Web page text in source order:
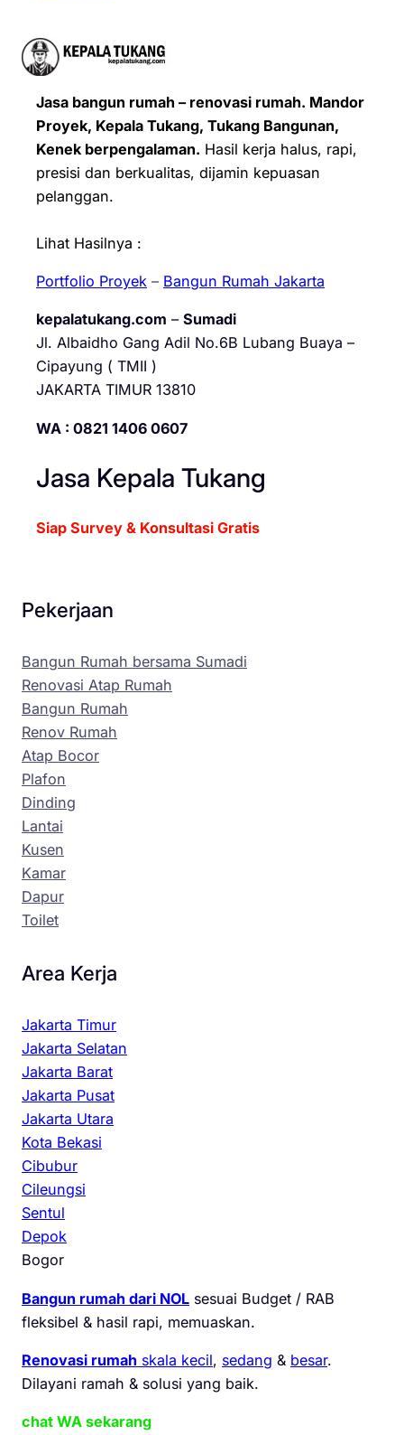
Jasa bangun rumah – renovasi rumah. Mandor
Proyek, Kepala Tukang, Tukang Bangunan,
Kenek berpengalaman. Hasil kerja halus, rapi,
presisi dan berkualitas, dijamin kepuasan
pelanggan.
Lihat Hasilnya :
Portfolio Proyek – Bangun Rumah Jakarta
kepalatukang.com – Sumadi
Jl. Albaidho Gang Adil No.6B Lubang Buaya –
Cipayung ( TMII )
JAKARTA TIMUR 13810
WA : 0821 1406 0607
Jasa Kepala Tukang
Siap Survey & Konsultasi Gratis
Pekerjaan
Bangun Rumah bersama Sumadi
Renovasi Atap Rumah
Bangun Rumah
Renov Rumah
Atap Bocor
Plafon
Dinding
Lantai
Kusen
Kamar
Dapur
Toilet
Area Kerja
Jakarta Timur
Jakarta Selatan
Jakarta Barat
Jakarta Pusat
Jakarta Utara
Kota Bekasi
Cibubur
Cileungsi
Sentul
Depok
Bogor
Bangun rumah dari NOL sesuai Budget / RAB
fleksibel & hasil rapi, memuaskan.
Renovasi rumah skala kecil, sedang & besar.
Dilayani ramah & solusi yang baik.
chat WA sekarang